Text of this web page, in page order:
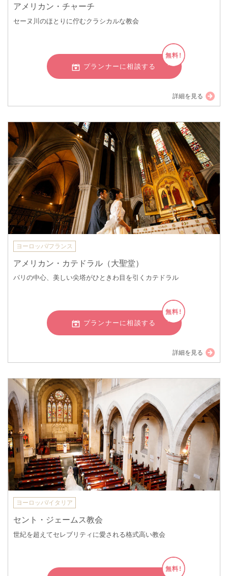
アメリカン・チャーチ
セーヌ川のほとりに佇むクラシカルな教会
プランナーに相談する
無料!
詳細を見る
ヨーロッパ/フランス
アメリカン・カテドラル（大聖堂）
パリの中心、美しい尖塔がひときわ目を引くカテドラル
プランナーに相談する
無料!
詳細を見る
ヨーロッパ/イタリア
セント・ジェームス教会
世紀を超えてセレブリティに愛される格式高い教会
無料!